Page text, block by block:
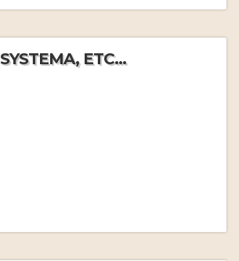
SYSTEMA, ETC...